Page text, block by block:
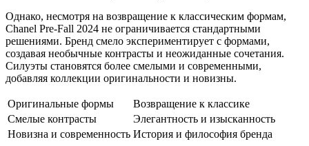
Однако, несмотря на возвращение к классическим формам,
Chanel Pre-Fall 2024 не ограничивается стандартными
решениями. Бренд смело экспериментирует с формами,
создавая необычные контрасты и неожиданные сочетания.
Силуэты становятся более смелыми и современными,
добавляя коллекции оригинальности и новизны.
Оригинальные формы
Возвращение к классике
Смелые контрасты
Элегантность и изысканность
Новизна и современность История и философия бренда